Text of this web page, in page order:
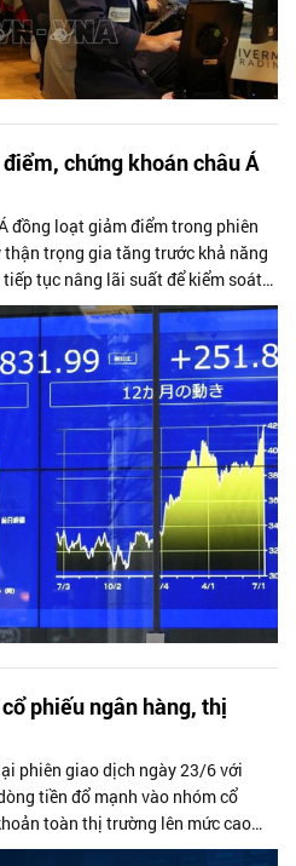
chứng khoán châu Á
đồng loạt giảm điểm trong phiên
trọng gia tăng trước khả năng
tục nâng lãi suất để kiểm soát
phiếu ngân hàng, thị
phiên giao dịch ngày 23/6 với
tiền đổ mạnh vào nhóm cổ
toàn thị trường lên mức cao